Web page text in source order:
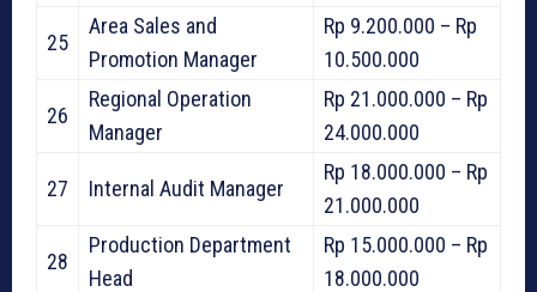
25
Area Sales and
Promotion Manager
Rp 9.200.000 – Rp
10.500.000
26
Regional Operation
Manager
Rp 21.000.000 – Rp
24.000.000
27 Internal Audit Manager
Rp 18.000.000 – Rp
21.000.000
28
Production Department
Head
Rp 15.000.000 – Rp
18.000.000